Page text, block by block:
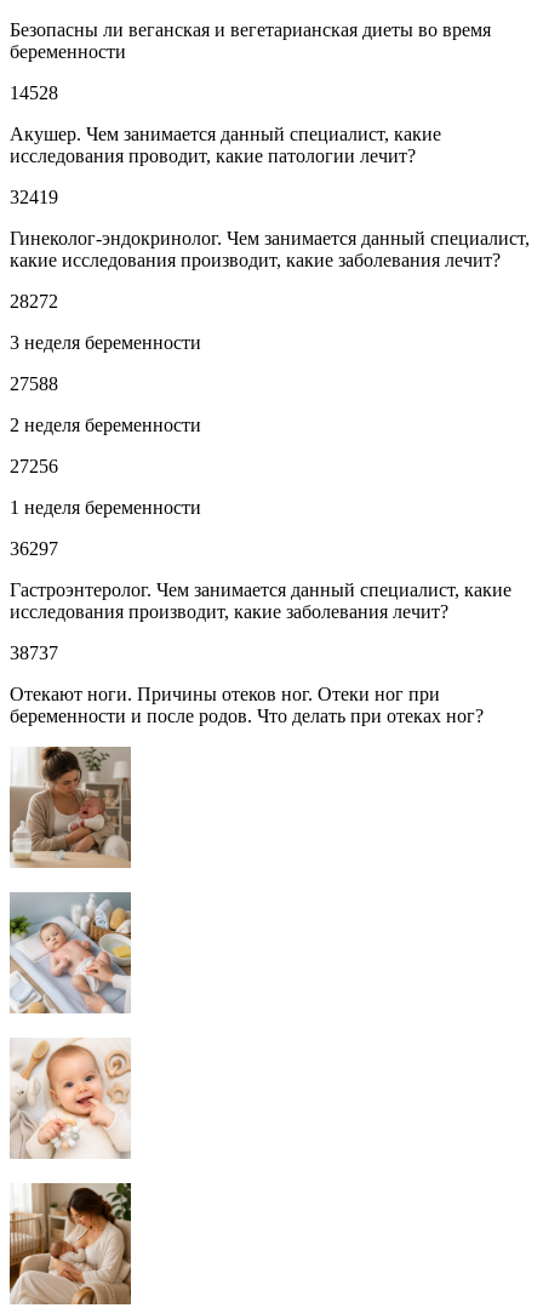
Безопасны ли веганская и вегетарианская диеты во время
беременности
14528
Акушер. Чем занимается данный специалист, какие
исследования проводит, какие патологии лечит?
32419
Гинеколог-эндокринолог. Чем занимается данный специалист,
какие исследования производит, какие заболевания лечит?
28272
3 неделя беременности
27588
2 неделя беременности
27256
1 неделя беременности
36297
Гастроэнтеролог. Чем занимается данный специалист, какие
исследования производит, какие заболевания лечит?
38737
Отекают ноги. Причины отеков ног. Отеки ног при
беременности и после родов. Что делать при отеках ног?